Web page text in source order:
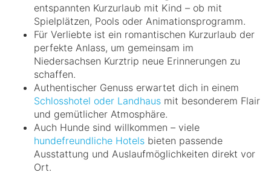
entspannten Kurzurlaub mit Kind – ob mit
Spielplätzen, Pools oder Animationsprogramm.
Für Verliebte ist ein romantischen Kurzurlaub der
perfekte Anlass, um gemeinsam im
Niedersachsen Kurztrip neue Erinnerungen zu
schaffen.
Authentischer Genuss erwartet dich in einem
Schlosshotel oder Landhaus mit besonderem Flair
und gemütlicher Atmosphäre.
Auch Hunde sind willkommen – viele
hundefreundliche Hotels bieten passende
Ausstattung und Auslaufmöglichkeiten direkt vor
Ort.